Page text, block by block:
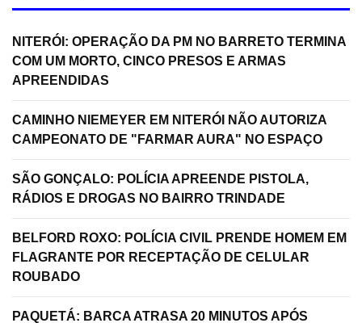
NITERÓI: OPERAÇÃO DA PM NO BARRETO TERMINA
COM UM MORTO, CINCO PRESOS E ARMAS
APREENDIDAS
CAMINHO NIEMEYER EM NITERÓI NÃO AUTORIZA
CAMPEONATO DE "FARMAR AURA" NO ESPAÇO
SÃO GONÇALO: POLÍCIA APREENDE PISTOLA,
RÁDIOS E DROGAS NO BAIRRO TRINDADE
BELFORD ROXO: POLÍCIA CIVIL PRENDE HOMEM EM
FLAGRANTE POR RECEPTAÇÃO DE CELULAR
ROUBADO
PAQUETÁ: BARCA ATRASA 20 MINUTOS APÓS